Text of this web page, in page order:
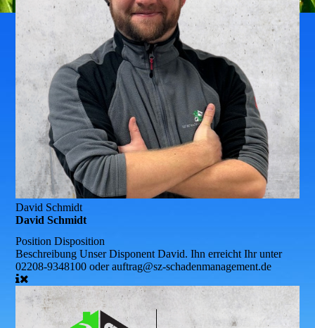
David Schmidt
David Schmidt
PositionDisposition
BeschreibungUnser Disponent David. Ihn erreicht Ihr unter
02208-9348100 oder auftrag@sz-schadenmanagement.de